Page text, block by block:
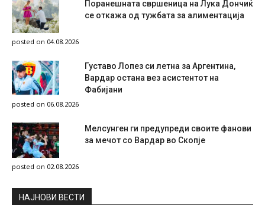
Поранешната свршеница на Лука Дончиќ
се откажа од тужбата за алиментација
posted on 04.08.2026
Густаво Лопез си летна за Аргентина,
Вардар остана вез асистентот на
Фабијани
posted on 06.08.2026
Мелсунген ги предупреди своите фанови
за мечот со Вардар во Скопје
posted on 02.08.2026
НAЈНОВИ ВЕСТИ